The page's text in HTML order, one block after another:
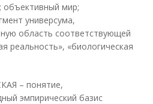
мир;
универсума,
область соответствующей
реальность», «биологическая
– понятие,
эмпирический базис